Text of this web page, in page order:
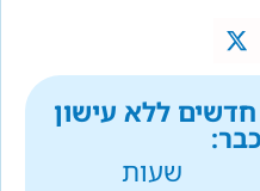
ללא עישון
שעות